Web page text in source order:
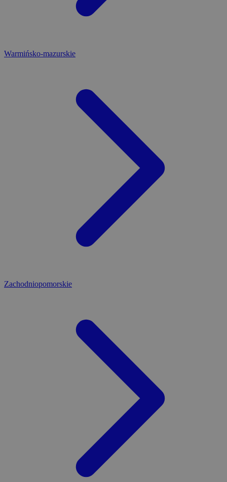
Warmińsko-mazurskie
Zachodniopomorskie